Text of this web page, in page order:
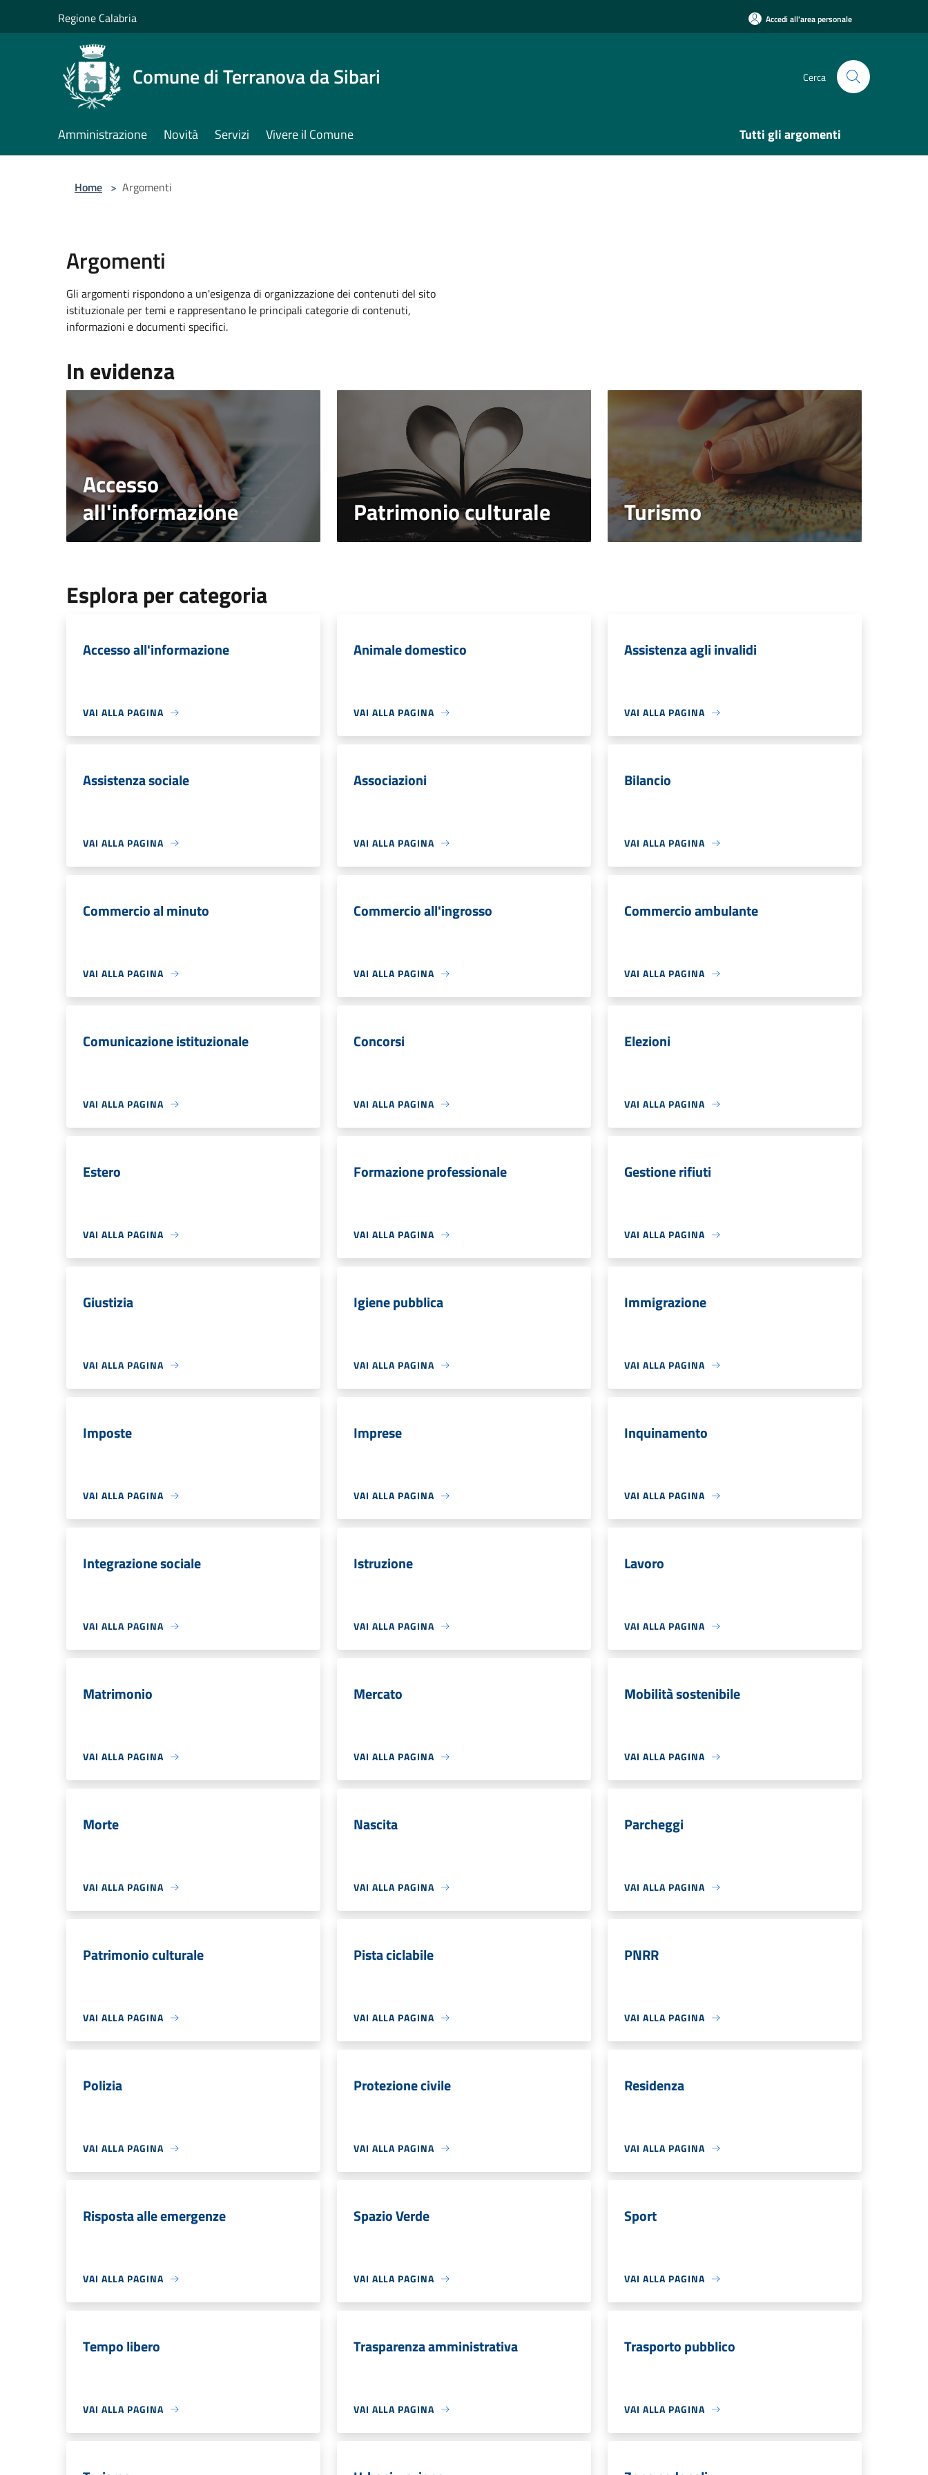
Regione Calabria Accedi all'area personale
Comune di Terranova da Sibari Cerca
Amministrazione Novità Servizi Vivere il Comune Tutti gli argomenti
Home > Argomenti
Argomenti
Gli argomenti rispondono a un'esigenza di organizzazione dei contenuti del sito
istituzionale per temi e rappresentano le principali categorie di contenuti,
informazioni e documenti specifici.
In evidenza
Accesso
all'informazione
Patrimonio culturale Turismo
Esplora per categoria
Accesso all'informazione
VAI ALLA PAGINA
Animale domestico
VAI ALLA PAGINA
Assistenza agli invalidi
VAI ALLA PAGINA
Assistenza sociale
VAI ALLA PAGINA
Associazioni
VAI ALLA PAGINA
Bilancio
VAI ALLA PAGINA
Commercio al minuto
VAI ALLA PAGINA
Commercio all'ingrosso
VAI ALLA PAGINA
Commercio ambulante
VAI ALLA PAGINA
Comunicazione istituzionale
VAI ALLA PAGINA
Concorsi
VAI ALLA PAGINA
Elezioni
VAI ALLA PAGINA
Estero
VAI ALLA PAGINA
Formazione professionale
VAI ALLA PAGINA
Gestione rifiuti
VAI ALLA PAGINA
Giustizia
VAI ALLA PAGINA
Igiene pubblica
VAI ALLA PAGINA
Immigrazione
VAI ALLA PAGINA
Imposte
VAI ALLA PAGINA
Imprese
VAI ALLA PAGINA
Inquinamento
VAI ALLA PAGINA
Integrazione sociale
VAI ALLA PAGINA
Istruzione
VAI ALLA PAGINA
Lavoro
VAI ALLA PAGINA
Matrimonio
VAI ALLA PAGINA
Mercato
VAI ALLA PAGINA
Mobilità sostenibile
VAI ALLA PAGINA
Morte
VAI ALLA PAGINA
Nascita
VAI ALLA PAGINA
Parcheggi
VAI ALLA PAGINA
Patrimonio culturale
VAI ALLA PAGINA
Pista ciclabile
VAI ALLA PAGINA
PNRR
VAI ALLA PAGINA
Polizia
VAI ALLA PAGINA
Protezione civile
VAI ALLA PAGINA
Residenza
VAI ALLA PAGINA
Risposta alle emergenze
VAI ALLA PAGINA
Spazio Verde
VAI ALLA PAGINA
Sport
VAI ALLA PAGINA
Tempo libero
VAI ALLA PAGINA
Trasparenza amministrativa
VAI ALLA PAGINA
Trasporto pubblico
VAI ALLA PAGINA